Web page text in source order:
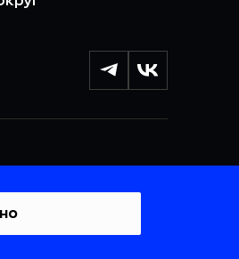
чтобы ваши
их использование в